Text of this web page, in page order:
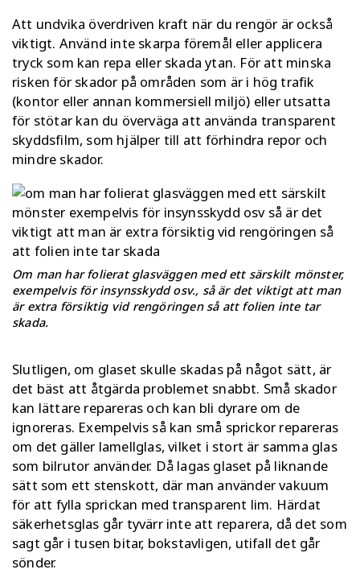
Att undvika överdriven kraft när du rengör är också
viktigt. Använd inte skarpa föremål eller applicera
tryck som kan repa eller skada ytan. För att minska
risken för skador på områden som är i hög trafik
(kontor eller annan kommersiell miljö) eller utsatta
för stötar kan du överväga att använda transparent
skyddsfilm, som hjälper till att förhindra repor och
mindre skador.
Om man har folierat glasväggen med ett särskilt mönster,
exempelvis för insynsskydd osv., så är det viktigt att man
är extra försiktig vid rengöringen så att folien inte tar
skada.
Slutligen, om glaset skulle skadas på något sätt, är
det bäst att åtgärda problemet snabbt. Små skador
kan lättare repareras och kan bli dyrare om de
ignoreras. Exempelvis så kan små sprickor repareras
om det gäller lamellglas, vilket i stort är samma glas
som bilrutor använder. Då lagas glaset på liknande
sätt som ett stenskott, där man använder vakuum
för att fylla sprickan med transparent lim. Härdat
säkerhetsglas går tyvärr inte att reparera, då det som
sagt går i tusen bitar, bokstavligen, utifall det går
sönder.